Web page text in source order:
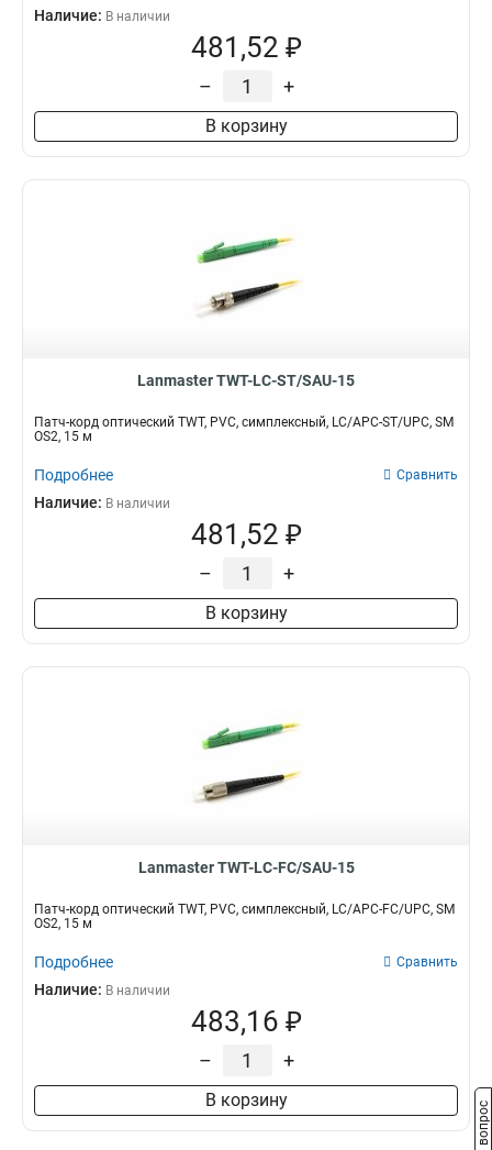
Наличие: В наличии
481,52 ₽
– +
В корзину
Lanmaster TWT-LC-ST/SAU-15
Патч-корд оптический TWT, PVC, симплексный, LC/APC-ST/UPC, SM
OS2, 15 м
Подробнее Сравнить
Наличие: В наличии
481,52 ₽
– +
В корзину
Lanmaster TWT-LC-FC/SAU-15
Патч-корд оптический TWT, PVC, симплексный, LC/APC-FC/UPC, SM
OS2, 15 м
Подробнее Сравнить
Наличие: В наличии
483,16 ₽
– +
В корзину